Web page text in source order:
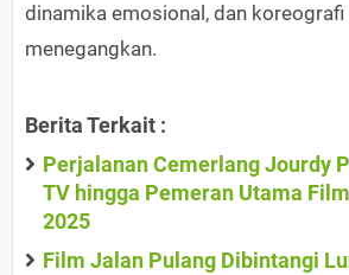
dinamika emosional, dan koreografi
menegangkan.
Berita Terkait :
Perjalanan Cemerlang Jourdy
TV hingga Pemeran Utama
2025
Film Jalan Pulang Dibintangi